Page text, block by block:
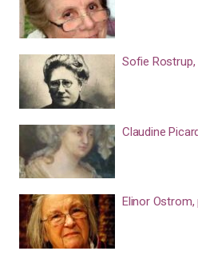
Sofie
Claudine
Elinor